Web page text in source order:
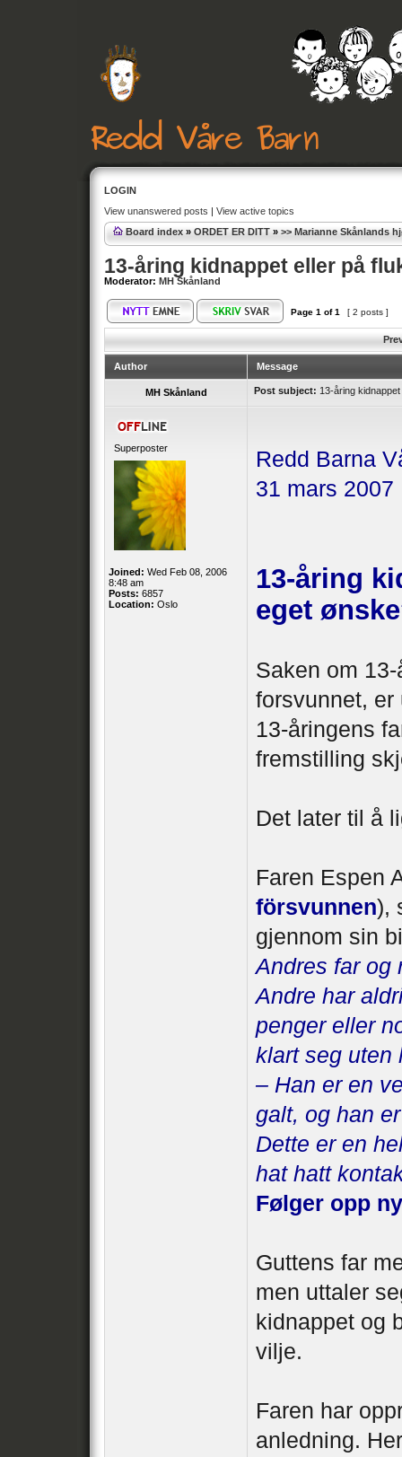
LOGIN
View unanswered posts | View active topics
Board index » ORDET ER DITT » >> Marianne Skånlands
13-åring kidnappet eller på
Moderator: MH Skånland
Page 1 of1 [ 2 posts ]
Author Message
MH Skånland Post subject: 13-åring
Superposter
Joined: Wed Feb 08, 2006
8:48 am
Posts: 6857
Location: Oslo
Redd Barna
31 mars 2007
13-åring
eget
Saken om
forsvunnet,
13-åringens
fremstilling
Det later til å
Faren Espen
försvunnen),
gjennom sin
Andres far og
Andre har
penger eller
klart seg uten
– Han er en
galt, og han
Dette er en
hat hatt
Følger opp
Guttens far
men uttaler
kidnappet og
vilje.
Faren har
anledning.